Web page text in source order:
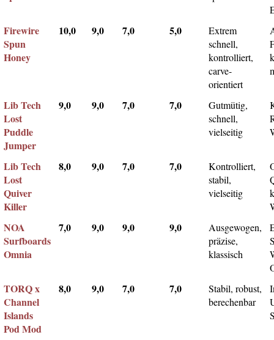
Firewire
Spun
Honey
10,0 9,0 7,0 5,0
Extrem
schnell,
kontrolliert,
carve-
orientiert
Lib Tech
Lost
Puddle
Jumper
9,0 9,0 7,0 7,0
Gutmütig,
schnell,
vielseitig
Lib Tech
Lost
Quiver
Killer
8,0 9,0 7,0 7,0
Kontrolliert,
stabil,
vielseitig
NOA
Surfboards
Omnia
7,0 9,0 9,0 9,0
Ausgewogen,
präzise,
klassisch
TORQ x
Channel
Islands
Pod Mod
8,0 9,0 7,0 7,0
Stabil, robust,
berechenbar